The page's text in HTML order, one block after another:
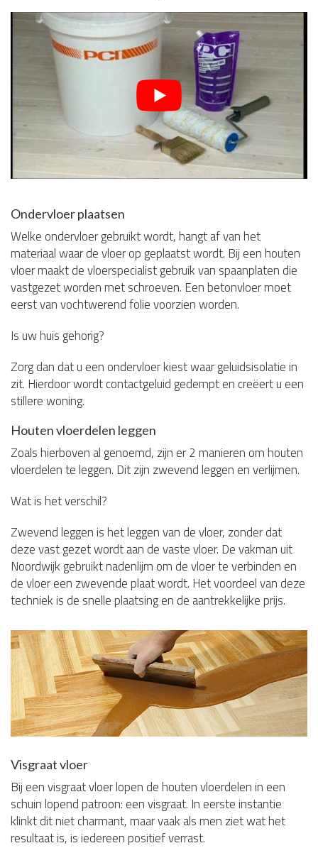
Ondervloer plaatsen
Welke ondervloer gebruikt wordt, hangt af van het
materiaal waar de vloer op geplaatst wordt. Bij een houten
vloer maakt de vloerspecialist gebruik van spaanplaten die
vastgezet worden met schroeven. Een betonvloer moet
eerst van vochtwerend folie voorzien worden.
Is uw huis gehorig?
Zorg dan dat u een ondervloer kiest waar geluidsisolatie in
zit. Hierdoor wordt contactgeluid gedempt en creëert u een
stillere woning.
Houten vloerdelen leggen
Zoals hierboven al genoemd, zijn er 2 manieren om houten
vloerdelen te leggen. Dit zijn zwevend leggen en verlijmen.
Wat is het verschil?
Zwevend leggen is het leggen van de vloer, zonder dat
deze vast gezet wordt aan de vaste vloer. De vakman uit
Noordwijk gebruikt nadenlijm om de vloer te verbinden en
de vloer een zwevende plaat wordt. Het voordeel van deze
techniek is de snelle plaatsing en de aantrekkelijke prijs.
Visgraat vloer
Bij een visgraat vloer lopen de houten vloerdelen in een
schuin lopend patroon: een visgraat. In eerste instantie
klinkt dit niet charmant, maar vaak als men ziet wat het
resultaat is, is iedereen positief verrast.